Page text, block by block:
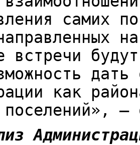
самих
встречи
дать
как
поселений»,